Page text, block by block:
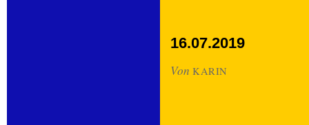
16.07.2019
Von KARIN